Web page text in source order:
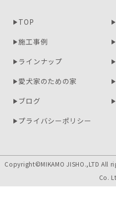
TOP
施工事例
ラインナップ
愛犬家のための家
ブログ
プライバシーポリシー
Copyright©MIKAMO JISHO.,LTD All
Co.